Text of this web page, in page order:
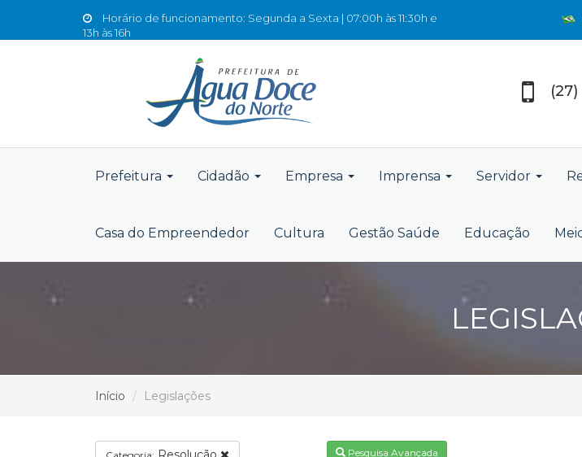
Horário de funcionamento: Segunda a Sexta | 07:00h às 11:30h e
13h às 16h
(27)
Prefeitura Cidadão Empresa Imprensa Servidor
Casa do Empreendedor Cultura Gestão Saúde Educação
Início Legislações
Pesquisa Avançada